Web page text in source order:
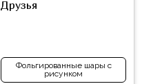
Друзья
Фольгированные шары с
рисунком